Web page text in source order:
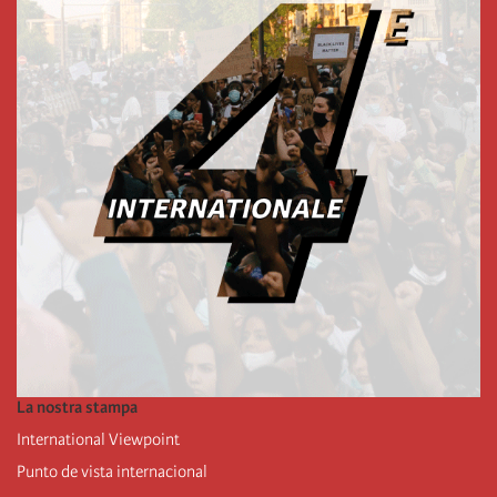
La nostra stampa
International Viewpoint
Punto de vista internacional